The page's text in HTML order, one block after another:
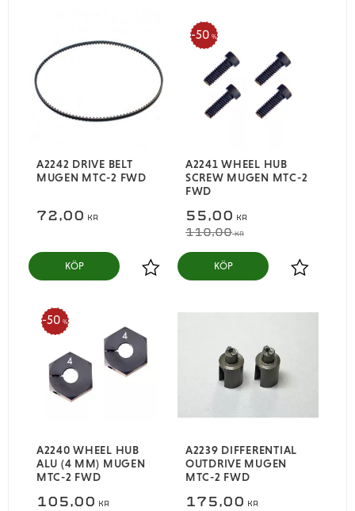
A2242 DRIVE BELT
MUGEN MTC-2 FWD
72,00 KR
Lägg till i favoriter
KÖP
A2241 WHEEL HUB
SCREW MUGEN MTC-2
FWD
55,00 KR
110,00KR
50 %
Lägg till i
KÖP
A2240 WHEEL HUB
ALU (4 MM) MUGEN
MTC-2 FWD
105,00 KR
50 %
A2239 DIFFERENTIAL
OUTDRIVE MUGEN
MTC-2 FWD
175,00 KR